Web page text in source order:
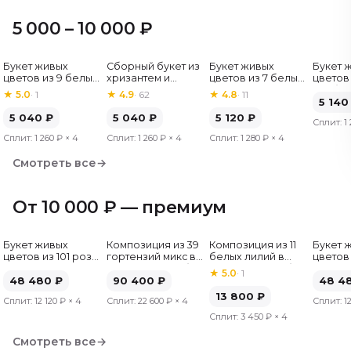
5 000 – 10 000 ₽
Букет живых
цветов из 9 белых
роз, Эквадор, 60
см
★ 5.0· 1
5 040 ₽
Сплит: 1 260 ₽ × 4
Хит
Сборный букет из
хризантем и
альстромерий
★ 4.9· 62
5 040 ₽
Сплит: 1 260 ₽× 4
Букет живых
цветов из 7 белых
хризантем
★4.8·11
5 120 ₽
Сплит:1 280 ₽ × 4
Букет
цветов
5 140
Сплит: 1
Смотреть все→
От 10 000 ₽ — премиум
Букет живых
цветов из 101 розы
см
48 480 ₽
Сплит: 12 120 ₽ × 4
Композиция из 39
гортензий микс в
90 400 ₽
Сплит: 22 600 ₽× 4
Композиция из 11
белых лилий в
шляпной коробке
★5.0·1
13 800 ₽
Сплит:3 450 ₽ × 4
Букет
цветов
см
48
Сплит:
Смотреть все→